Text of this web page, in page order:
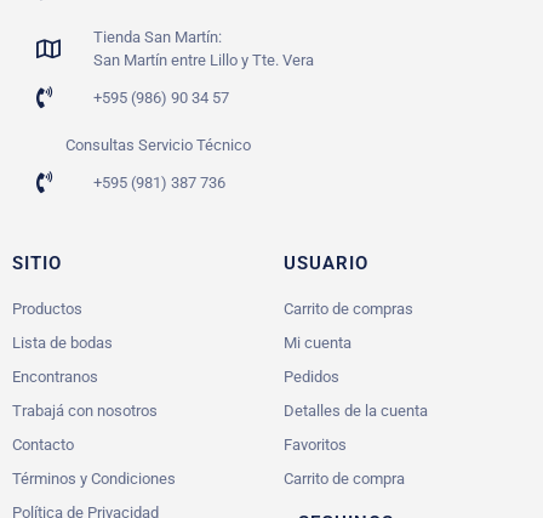
Tienda San Martín:
San Martín entre Lillo y Tte. Vera
+595 (986) 90 34 57
Consultas Servicio Técnico
+595 (981) 387 736
SITIO
Productos
Lista de bodas
Encontranos
Trabajá con nosotros
Contacto
Términos y Condiciones
Política de Privacidad
USUARIO
Carrito de compras
Mi cuenta
Pedidos
Detalles de la cuenta
Favoritos
Carrito de compra